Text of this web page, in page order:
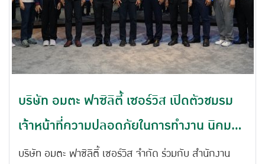
บริษัท อมตะ ฟาซิลิตี้ เซอร์วิส เปิดตัวชมรม
เจ้าหน้าที่ความปลอดภัยในการทำงาน นิคม
อุตสาหกรรมอมตะซิตี้ ชลบุรี เพื่อยกระดับ
บริษัท อมตะ ฟาซิลิตี้ เซอร์วิส จำกัด ร่วมกับ สำนักงาน